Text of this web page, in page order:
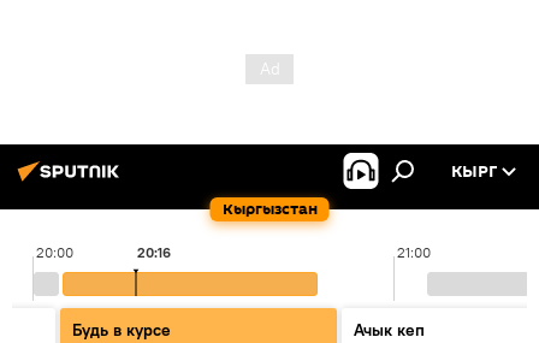
Кыргызстан
КЫРГ
20:00 21:00
20:16
Будь в курсе
Ачык кеп